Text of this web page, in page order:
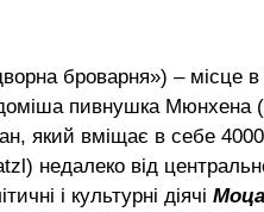
броварня») – місце в
пивнушка Мюнхена
який вміщає в себе
недалеко від
і культурні діячі